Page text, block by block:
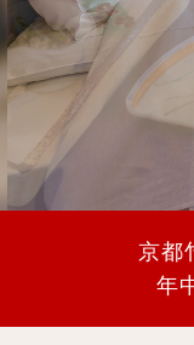
京都
年